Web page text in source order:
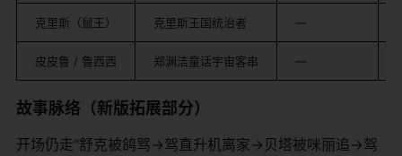
克里斯（鼠王） 克里斯王国统治者 —
皮皮鲁 / 鲁西西 郑渊洁童话宇宙客串 —
故事脉络（新版拓展部分）
开场仍走"舒克被鸽骂→驾直升机离家→贝塔被咪丽追→驾